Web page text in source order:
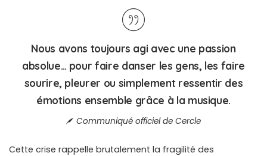
Nous avons toujours agi avec une passion
absolue… pour faire danser les gens, les faire
sourire, pleurer ou simplement ressentir des
émotions ensemble grâce à la musique.
Communiqué officiel de Cercle
Cette crise rappelle brutalement la fragilité des